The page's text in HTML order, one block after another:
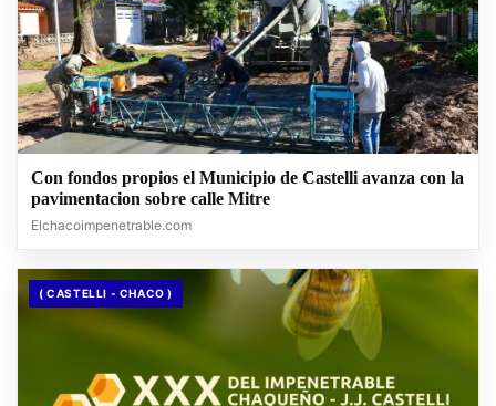
Con fondos propios el Municipio de Castelli avanza con la
pavimentacion sobre calle Mitre
Elchacoimpenetrable.com
( CASTELLI - CHACO )